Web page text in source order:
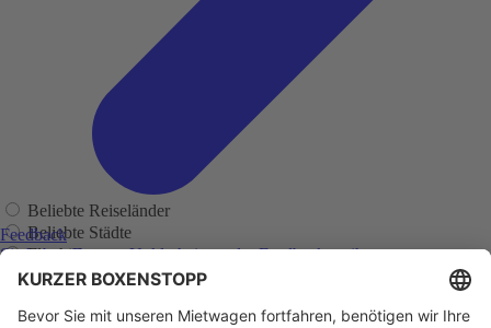
Feedback
Sie haben Fragen, Unklarheiten oder Feedback zu ihrer
zurückliegenden Buchung?
Beliebte Reiseländer
Beliebte Städte
Flughäfen
Regionen
Adelaide Flughafen